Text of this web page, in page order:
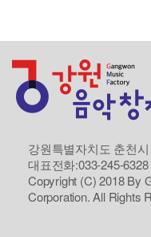
강원특별자치도 춘천
대표전화:033-245-6328
Copyright (C) 2018 By
Corporation. All Rights